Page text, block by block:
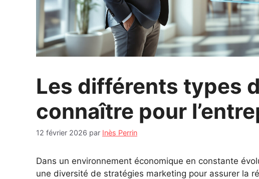
Les différents types
connaître pour
12 février 2026 par Inès Perrin
Dans un environnement économique en constante
une diversité de stratégies marketing pour assurer la